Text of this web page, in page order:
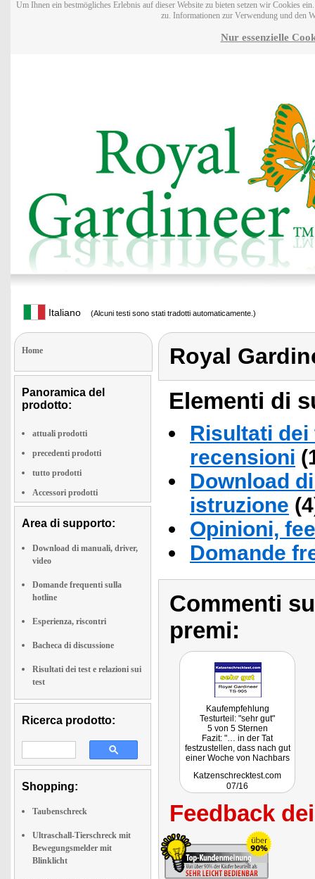
Um Ihnen ein bestmögliches Erlebnis auf dieser Website zu bieten setzen wir Cookies
zu. Informationen zur Verwendung und den
Nur essenzielle
Italiano (Alcuni testi sono stati tradotti automaticamente.)
Home
Panoramica del
prodotto:
attuali prodotti
precedenti prodotti
tutto prodotti
Accessori prodotti
Area di supporto:
Download di manuali, driver,
video
Domande frequenti sulla
hotline
Esperienza, riscontri
Bacheca di discussione
Risultati dei test e relazioni sui
test
Ricerca prodotto:
Shopping:
Taubenschreck
Ultraschall-Tierschreck mit
Bewegungsmelder mit
Blinklicht
Royal
Elementi di
Risultati
recensioni
Download
istruzione
Opinioni,
Domande
Commenti
premi:
Kaufempfehlung
Testurteil: "sehr gut"
5 von 5 Sternen
Fazit: "… in der Tat
festzustellen, dass nach gut
einer Woche von Nachbars
Grundstück nichts mehr zu
sehen war."
Katzenschrecktest.com
07/16
Feedback